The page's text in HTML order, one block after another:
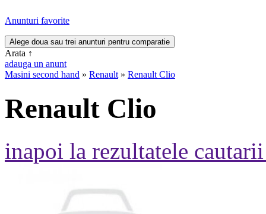
Anunturi favorite
Arata ↑
adauga un anunt
Masini second hand » Renault » Renault Clio
Renault Clio
inapoi la rezultatele